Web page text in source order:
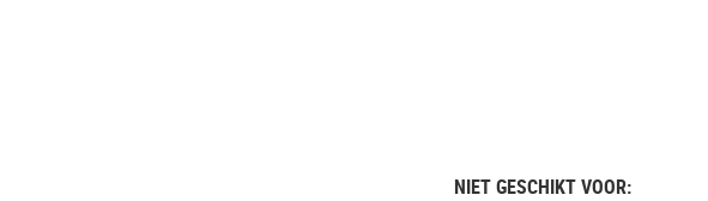
NIET GESCHIKT VOOR: